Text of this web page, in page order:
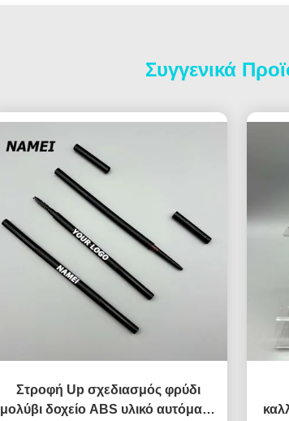
Συγγενικά
Στροφή Up σχεδιασμός φρύδι
μολύβι δοχείο ABS υλικό αυτόματο